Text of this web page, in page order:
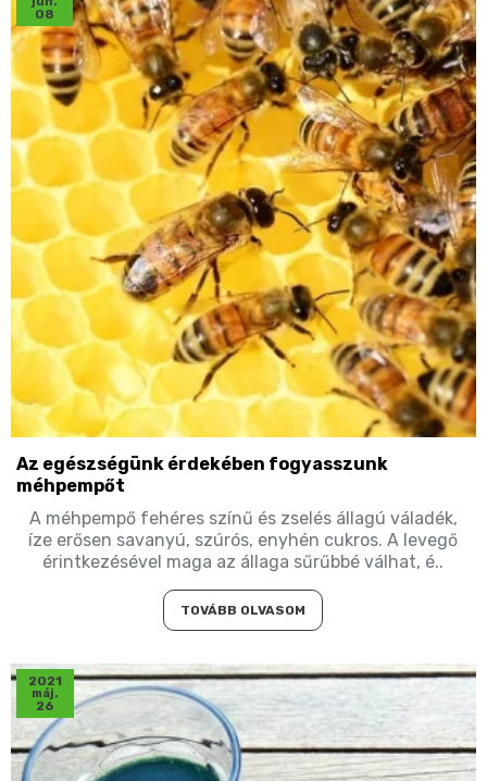
08
Az egészségünk érdekében fogyasszunk
méhpempőt
A méhpempő fehéres színű és zselés állagú váladék,
íze erősen savanyú, szúrós, enyhén cukros. A levegő
érintkezésével maga az állaga sűrűbbé válhat, é..
TOVÁBB OLVASOM
2021
máj.
26